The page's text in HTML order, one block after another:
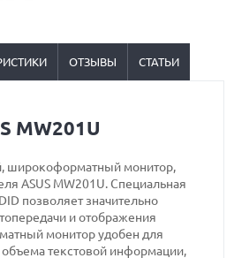
ОТЗЫВЫ СТАТЬИ
MW201U
широкоформатный монитор,
ASUS MW201U. Специальная
позволяет значительно
и отображения
монитор удобен для
текстовой информации,